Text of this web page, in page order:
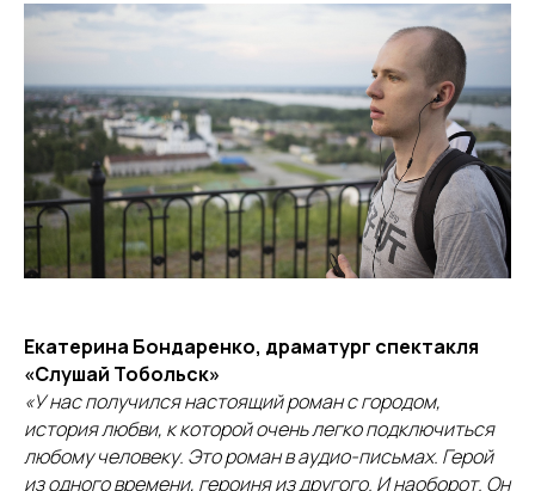
Екатерина Бондаренко, драматург спектакля
«Слушай Тобольск»
«У нас получился настоящий роман с городом,
история любви, к которой очень легко подключиться
любому человеку. Это роман в аудио-письмах. Герой
из одного времени, героиня из другого. И наоборот. Он